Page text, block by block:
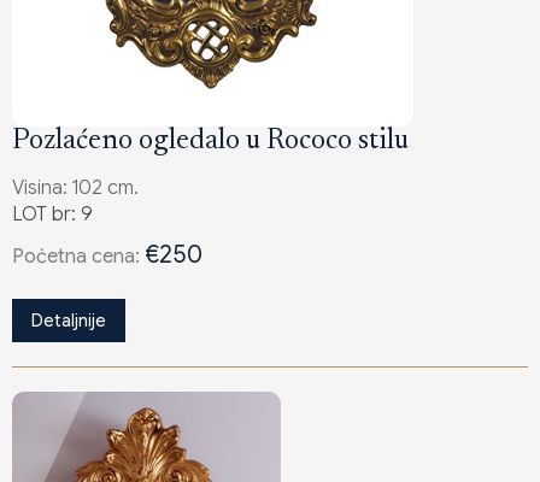
Pozlaćeno ogledalo u Rococo stilu
Visina: 102 cm.
LOT br: 9
Poċetna cena: €250
Detaljnije